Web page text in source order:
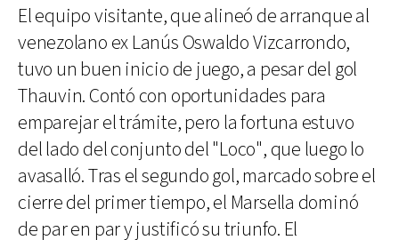
El equipo visitante, que alineó de arranque al
venezolano ex Lanús Oswaldo Vizcarrondo,
tuvo un buen inicio de juego, a pesar del gol
Thauvin. Contó con oportunidades para
emparejar el trámite, pero la fortuna estuvo
del lado del conjunto del "Loco", que luego lo
avasalló. Tras el segundo gol, marcado sobre el
cierre del primer tiempo, el Marsella dominó
de par en par y justificó su triunfo. El